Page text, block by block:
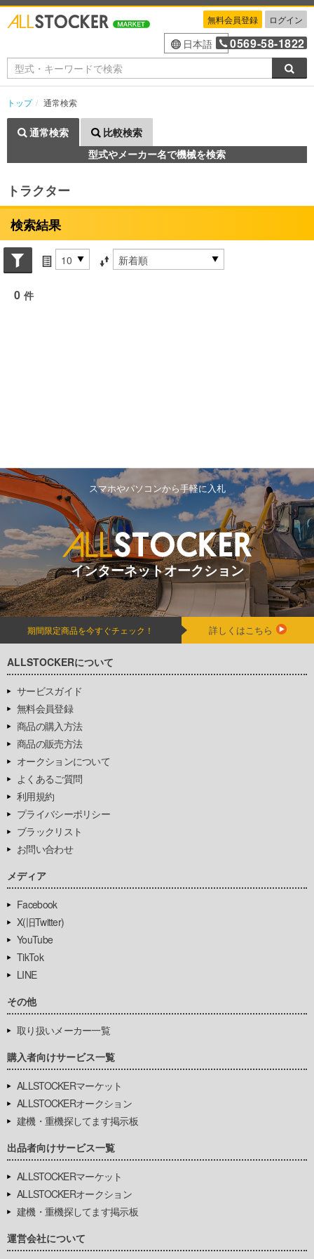
無料会員登録 ログイン
日本語 0569-58-1822
トップ 通常検索
通常検索
比較検索
型式やメーカー名で機械を検索
トラクター
検索結果
Search conditions
件数 並び替え条件
0 件
スマホやパソコンから手軽に入札
インターネットオークション
期間限定商品を今すぐチェック！ 詳しくはこちら
ALLSTOCKERについて
サービスガイド
無料会員登録
商品の購入方法
商品の販売方法
オークションについて
よくあるご質問
利用規約
プライバシーポリシー
ブラックリスト
お問い合わせ
メディア
Facebook
X(旧Twitter)
YouTube
TikTok
LINE
その他
取り扱いメーカー一覧
購入者向けサービス一覧
ALLSTOCKERマーケット
ALLSTOCKERオークション
建機・重機探してます掲示板
出品者向けサービス一覧
ALLSTOCKERマーケット
ALLSTOCKERオークション
建機・重機探してます掲示板
運営会社について